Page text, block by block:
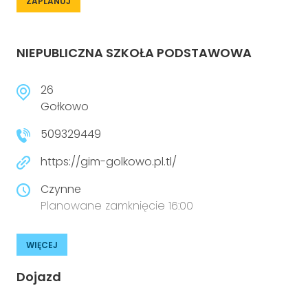
NIEPUBLICZNA SZKOŁA PODSTAWOWA
26
Gołkowo
509329449
https://gim-golkowo.pl.tl/
Czynne
Planowane zamknięcie 16:00
WIĘCEJ
Dojazd